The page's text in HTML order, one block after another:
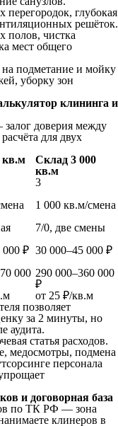
глубокая
решёток.
полов, чистка
мест общего
на подметание и мойку
уборку зон
клининга и
доверия между
для двух
кв.м
Склад 3 000
кв.м
3
1 000 кв.м/смена
7/0, две смены
000 ₽ 30 000–45 000 ₽
000 290 000–360 000
₽
от 25 ₽/кв.м
позволяет
за 2 минуты, но
аудита.
статья расходов.
медосмотры, подмена
персонала
и договорная база
по ТК РФ — зона
клинеров в